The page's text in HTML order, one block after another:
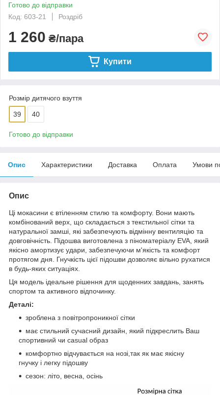
Готово до відправки
Код: 603-21
Роздріб
1 260 ₴/пара
Купити
Розмір дитячого взуття
39 40
Готово до відправки
Опис Характеристики Доставка Оплата Умови
Опис
Ці мокасини є втіленням стилю та комфорту. Вони мають
комбінований верх, що складається з текстильної сітки та
натуральної замші, які забезпечують відмінну вентиляцію та
довговічність. Підошва виготовлена з піноматеріалу EVA, який
якісно амортизує удари, забезпечуючи м'якість та комфорт
протягом дня. Гнучкість цієї підошви дозволяє вільно рухатися
в будь-яких ситуаціях.
Ця модель ідеальне рішення для щоденних завдань, занять
спортом та активного відпочинку.
Деталі:
зроблена з повітропроникної сітки
має стильний сучасний дизайн, який підкреслить Ваш
спортивний чи сasual образ
комфортно відчувається на нозі,так як має якісну
гнучку і легку підошву
сезон: літо, весна, осінь